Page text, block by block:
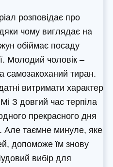
розповідає про
чому виглядає на
обіймає посаду
Молодий чоловік –
самозакоханий тиран.
витримати характер
З довгий час терпіла
прекрасного дня
Але таємне минуле, яке
допоможе їм знову
вибір для